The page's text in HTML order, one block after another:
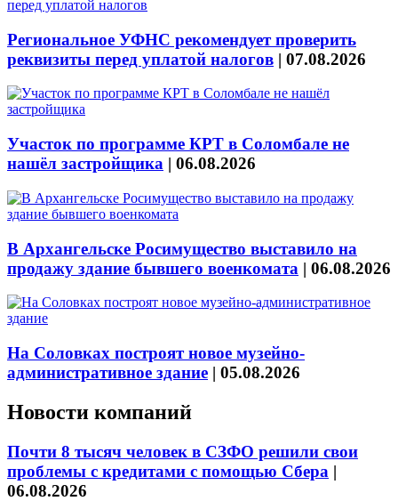
Региональное УФНС рекомендует проверить
реквизиты перед уплатой налогов | 07.08.2026
Участок по программе КРТ в Соломбале не
нашёл застройщика | 06.08.2026
В Архангельске Росимущество выставило на
продажу здание бывшего военкомата | 06.08.2026
На Соловках построят новое музейно-
административное здание | 05.08.2026
Новости компаний
Почти 8 тысяч человек в СЗФО решили свои
проблемы с кредитами с помощью Сбера |
06.08.2026